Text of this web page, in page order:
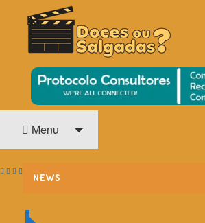
DOCES OU SALGADAS?
O Cinema? Uma Paixão!!
Menu
NEWS